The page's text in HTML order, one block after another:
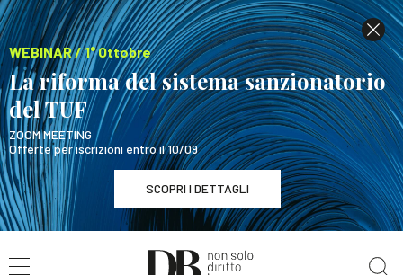
WEBINAR / 1° Ottobre
La riforma del sistema sanzionatorio
del TUF
ZOOM MEETING
Offerte per iscrizioni entro il 10/09
SCOPRI I DETTAGLI
WEBINAR / 1° Ottobre